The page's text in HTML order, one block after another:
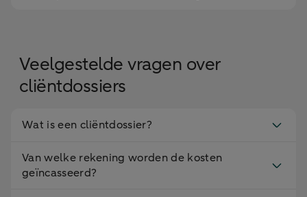
Incasso
derden
Alleen van
Betaalopdrachten
Veelgestelde vragen over
cliëntdossiers
Wat is een cliëntdossier?
Van welke rekening worden de kosten
geïncasseerd?